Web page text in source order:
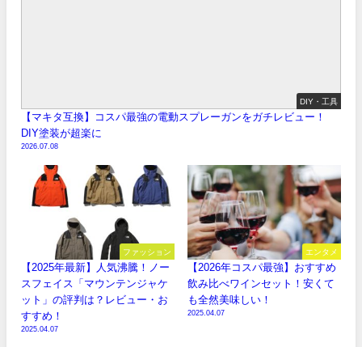
DIY・工具
【マキタ互換】コスパ最強の電動スプレーガンをガチレビュー！
DIY塗装が超楽に
2026.07.08
ファッション
【2025年最新】人気沸騰！ノー
スフェイス「マウンテンジャケ
ット」の評判は？レビュー・お
すすめ！
2025.04.07
エンタメ
【2026年コスパ最強】おすすめ
飲み比べワインセット！安くて
も全然美味しい！
2025.04.07